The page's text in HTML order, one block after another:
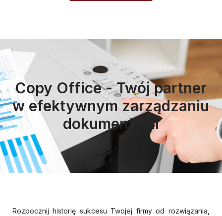
Copy Office - Twój partner
w efektywnym zarządzaniu
dokumentami
Rozpocznij historię sukcesu Twojej firmy od rozwiązania,